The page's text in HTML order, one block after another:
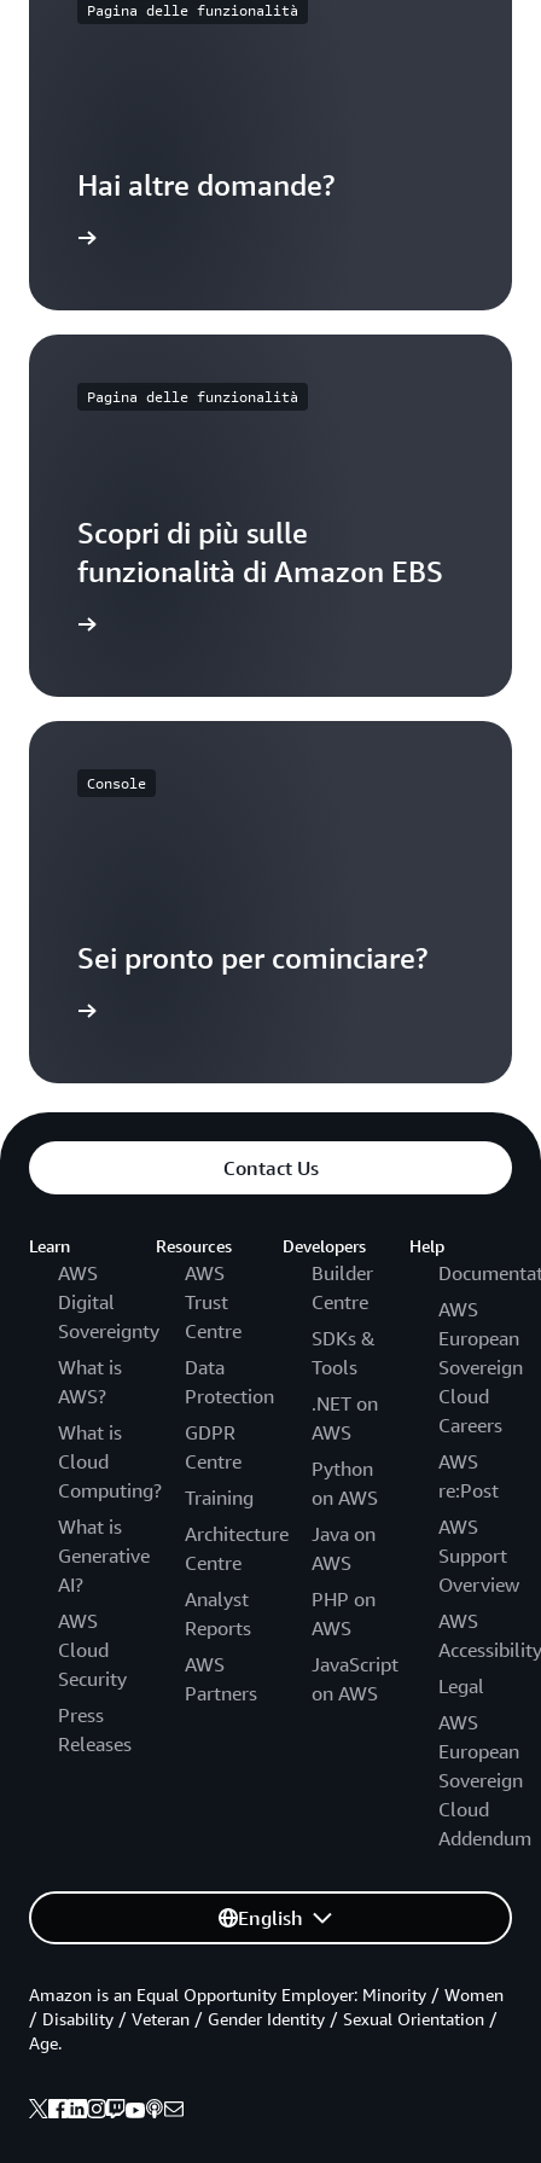
Pagina delle funzionalità
Hai altre domande?
Pagina delle funzionalità
Scopri di più sulle
funzionalità di Amazon EBS
Console
Sei pronto per cominciare?
Contact Us
Learn
AWS
Digital
Sovereignty
What is
AWS?
What is
Cloud
Computing?
What is
Generative
AI?
AWS
Cloud
Security
Press
Releases
Resources
AWS
Trust
Centre
Data
Protection
GDPR
Centre
Training
Architecture
Centre
Analyst
Reports
AWS
Partners
Developers
Builder
Centre
SDKs &
Tools
.NET on
AWS
Python
on AWS
Java on
AWS
PHP on
AWS
JavaScript
on AWS
Help
AWS
European
Sovereign
Cloud
Careers
AWS
re:Post
AWS
Support
Overview
AWS
Accessibility
Legal
AWS
European
Sovereign
Cloud
Addendum
English
Amazon is an Equal Opportunity Employer: Minority / Women
/ Disability / Veteran / Gender Identity / Sexual Orientation /
Age.